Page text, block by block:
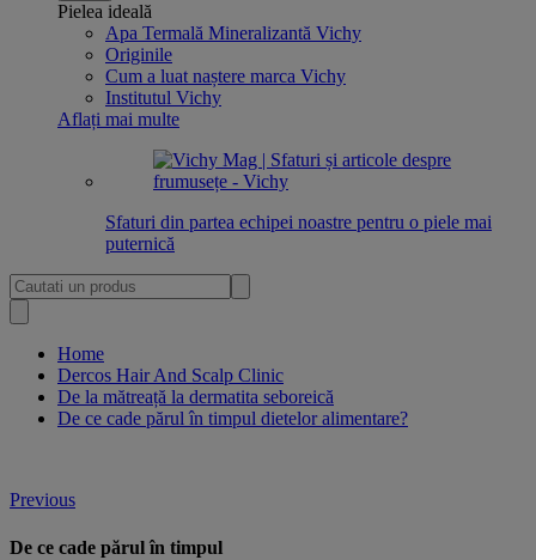
Pielea ideală
Apa Termală Mineralizantă Vichy
Originile
Cum a luat naștere marca Vichy
Institutul Vichy
Aflați mai multe
Sfaturi din partea echipei noastre pentru o piele mai
puternică
Home
Dercos Hair And Scalp Clinic
De la mătreață la dermatita seboreică
De ce cade părul în timpul dietelor alimentare?
Previous
De ce cade părul în timpul